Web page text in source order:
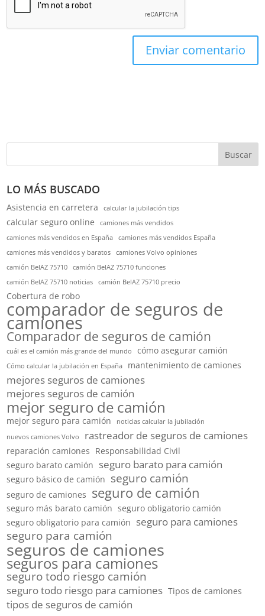
Buscar
LO MÁS BUSCADO
Asistencia en carretera calcular la jubilación tips
calcular seguro online
camiones más vendidos
camiones más vendidos en España
camiones más vendidos España
camiones más vendidos y baratos
camiones Volvo opiniones
camión BelAZ 75710
camión BelAZ 75710 funciones
camión BelAZ 75710 noticias
camión BelAZ 75710 precio
Cobertura de robo
comparador de seguros de
camiones
Comparador de seguros de camión
cuál es el camión más grande del mundo cómo asegurar camión
Cómo calcular la jubilación en España mantenimiento de camiones
mejores seguros de camiones
mejores seguros de camión
mejor seguro de camión
mejor seguro para camión
noticias calcular la jubilación
nuevos camiones Volvo
rastreador de seguros de camiones
reparación camiones Responsabilidad Civil
seguro barato camión seguro barato para camión
seguro básico de camión seguro camión
seguro de camiones seguro de camión
seguro más barato camión seguro obligatorio camión
seguro obligatorio para camión seguro para camiones
seguro para camión
seguros de camiones
seguros para camiones
seguro todo riesgo camión
seguro todo riesgo para camiones Tipos de camiones
tipos de seguros de camión